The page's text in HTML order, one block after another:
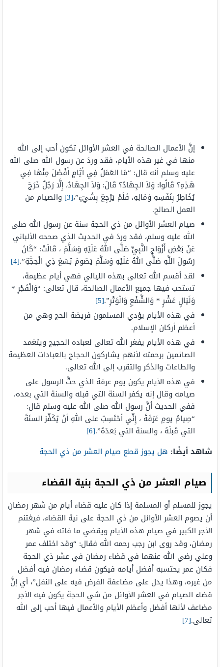
إنَّ الأعمال الصالحة في العشر الأوائل تكون أحب إلى الله
منها في غير هذه الأيام، فقد وردَ عن رسول الله صلى الله
عليه وسلم أنه قال: “مَا العَمَلُ فِي أَيَّامٍ أَفْضَلَ مِنْهَا فِي
هَذِهِ؟ قَالُوا: وَلاَ الجِهَادُ؟ قَالَ: وَلاَ الجِهَادُ، إِلَّا رَجُلٌ خَرَجَ
يُخَاطِرُ بِنَفْسِهِ وَمَالِهِ، فَلَمْ يَرْجِعْ بِشَيْءٍ”،[3]
والصيام من
العمل الصالح.
صيام العشر الأوائل من ذي الحجة سنة عن رسول الله صلى
الله عليه وسلم، فقد وردَ في الحديث الذي صححه الألباني
عَنْ بَعْضِ أَزْوَاجِ النَّبِيِّ صَلَّى اللهُ عَلَيْهِ وَسَلَّمَ ، قَالَتْ: “كَانَ
رَسُولُ اللَّهِ صَلَّى اللهُ عَلَيْهِ وَسَلَّمَ يَصُومُ تِسْعَ ذِي الْحِجَّةِ”.[4]
لقد أقسم الله تعالى بهذه الليالي فهي أيام عظيمة،
تستحب فيها جميع الأعمال الصالحة، قال تعالى: “وَالْفَجْرِ *
وَلَيَالٍ عَشْرٍ * وَالشَّفْعِ وَالْوَتْرِ”.[5]
في هذه الأيام يؤدي المسلمون فريضة الحج وهي من
أعظم أركان الإسلام.
في هذه الأيام يفغر الله تعالى لعباده الحجيج ويتغمد
الصائمين برحمته لأنهم يشاركون الحجاج بالعبادات العظيمة
والطاعات والذكر والتقرب إلى الله تعالى.
في هذه الأيام يكون يوم عرفة الذي حثَّ الرسول على
صيامه وقال إنه يكفر السنة التي قبله والسنة التي بعده،
ففي الحديث أنَّ رسول الله صلى الله عليه وسلم قال:
“صِيامُ يومِ عَرَفَةَ ، إِنِّي أحْتَسِبُ على اللهِ أنْ يُكَفِّرَ السنَةَ
التي قَبلَهُ ، والسنة التي بَعدَهُ”.[6]
شاهد أيضًا: هل يجوز قطع صيام العشر من ذي الحجة
صيام العشر من ذي الحجة بنية القضاء
يجوز للمسلم أو المسلمة إذا كان عليه قضاء أيام من شهر رمضان
أن يصوم العشر الأوائل من ذي الحجة على نية القضاء، فيغتنم
الأجر الكبير في صيام هذه الأيام ويقضي ما فاته في شهر
رمضان، وقد روى ابن رجب رحمه الله فقال: “وقد اختلف عمر
وعلي رضي الله عنهما في قضاء رمضان في عشر ذي الحجة
فكان عمر يحتسبه أفضل أيامه فيكون قضاء رمضان فيه أفضل
من غيره، وهذا يدل على مضاعفة الفرض فيه على النفل”، أي إنَّ
قضاء الصيام في العشر الأوائل من شي الحجة يكون فيه الأجر
مضاعف لأنها أفضل وأعظم الأيام والأعمال فيها أحب إلى الله
تعالى.[7]